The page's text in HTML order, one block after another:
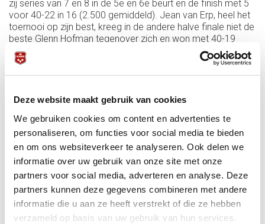
Deze website maakt gebruik van cookies
We gebruiken cookies om content en advertenties te
personaliseren, om functies voor social media te bieden
en om ons websiteverkeer te analyseren. Ook delen we
informatie over uw gebruik van onze site met onze
partners voor social media, adverteren en analyse. Deze
partners kunnen deze gegevens combineren met andere
informatie die u aan ze heeft verstrekt of die ze hebben
verzameld op basis van uw gebruik van hun services.
zij series van 7 en 8 in de 5e en 6e beurt en de finish met 5
voor 40-22 in 16 (2.500 gemiddeld). Jean van Erp, heel het
toernooi op zijn best, kreeg in de andere halve finale niet de
beste Glenn Hofman tegenover zich en won met 40-19
(2.105 tegen 1.056). Het uiteindelijke podium kwam daarna
tot stand door de briljante eindsprint van Jaspers.
is uniek, het is groter dan het ooit is geweest.’’
Dick Jaspers en Jean Paul de Bruijn zullen naar aanleiding
van deze Masters het nationale team voor Nederland
vormen op het WK voor landenteams in Viersen.